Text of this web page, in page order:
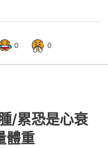
0 0
/累恐是心衰
體重